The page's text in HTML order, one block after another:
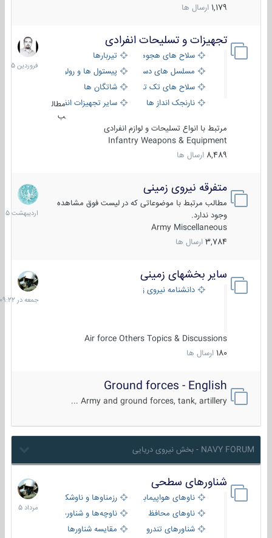
1,179 ارسال ها
تجهیزات و تسلیحات انفرادی
سلاح های هجومی
تیربارها
مسلسل های دستی
پیستول ها و رولورها
سلاح های تک تیر اندازیشاتگان ها
نارنجک انداز ها
سایر تجهیزات انفرادی
مطال
ب
مرتبط با انواع تسلیحات و لوازم انفرادی
Infantry Weapons & Equipment
8,489 ارسال ها
17
فروردین
1405
متفرقه نیروی زمینی
مطالب مرتبط با موضوعاتی که در لیست فوق مشاهده
وجود ندارد.
Army Miscellaneous
3,784 ارسال ها
27
1405
سایر بخشهای زمینی
دانشنامه نیروی زمینی
Air force Others Topics & Discussions
180 ارسال ها
جمعه
در
09:22
Ground forces - English
Army and ground forces, tank, artillery ...
NAVY FORUM - بخش نیروی دریایی
شناورهای سطحی
ناوهای هواپیمابر و بالگرد بررزمناوها و ناوشکن‌ها
ناوهای محافظ
ناوچه‌ها و شناورهای گشتی
شناورهای تندرو
مقایسه شناورها
2
مرداد
1405